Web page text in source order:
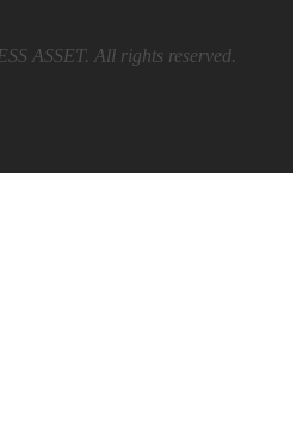
ASSET. All rights reserved.